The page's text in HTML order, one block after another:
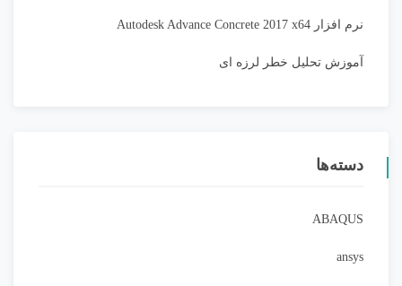
نرم افزار Autodesk Advance Concrete 2017 x64
آموزش تحلیل خطر لرزه ای
دسته‌ها
ABAQUS
ansys